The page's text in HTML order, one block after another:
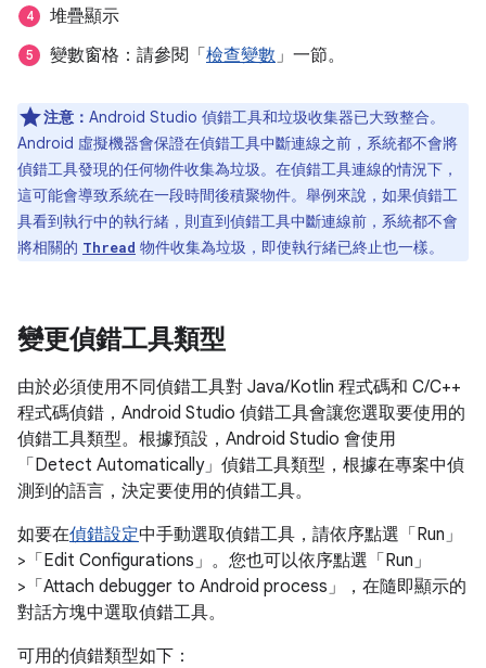
堆疊顯示
變數窗格：請參閱「檢查變數 」一節。
注意： Android Studio 偵錯工具和垃圾收集器已大致整合。
Android 虛擬機器會保證在偵錯工具中斷連線之前，系統都不會將
偵錯工具發現的任何物件收集為垃圾。在偵錯工具連線的情況下，
這可能會導致系統在一段時間後積聚物件。舉例來說，如果偵錯工
具看到執行中的執行緒，則直到偵錯工具中斷連線前，系統都不會
將相關的 Thread 物件收集為垃圾，即使執行緒已終止也一樣。
變更偵錯工具類型
由於必須使用不同偵錯工具對 Java/Kotlin 程式碼和 C/C++
程式碼偵錯，Android Studio 偵錯工具會讓您選取要使用的
偵錯工具類型。根據預設，Android Studio 會使用
「Detect Automatically」 偵錯工具類型，根據在專案中偵
測到的語言，決定要使用的偵錯工具。
如要在偵錯設定中手動選取偵錯工具，請依序點選「Run」
>「Edit Configurations」 。您也可以依序點選「Run」
>「Attach debugger to Android process」
，在隨即顯示的
對話方塊中選取偵錯工具。
可用的偵錯類型如下：